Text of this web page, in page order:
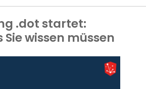
.dot startet:
Sie wissen müssen